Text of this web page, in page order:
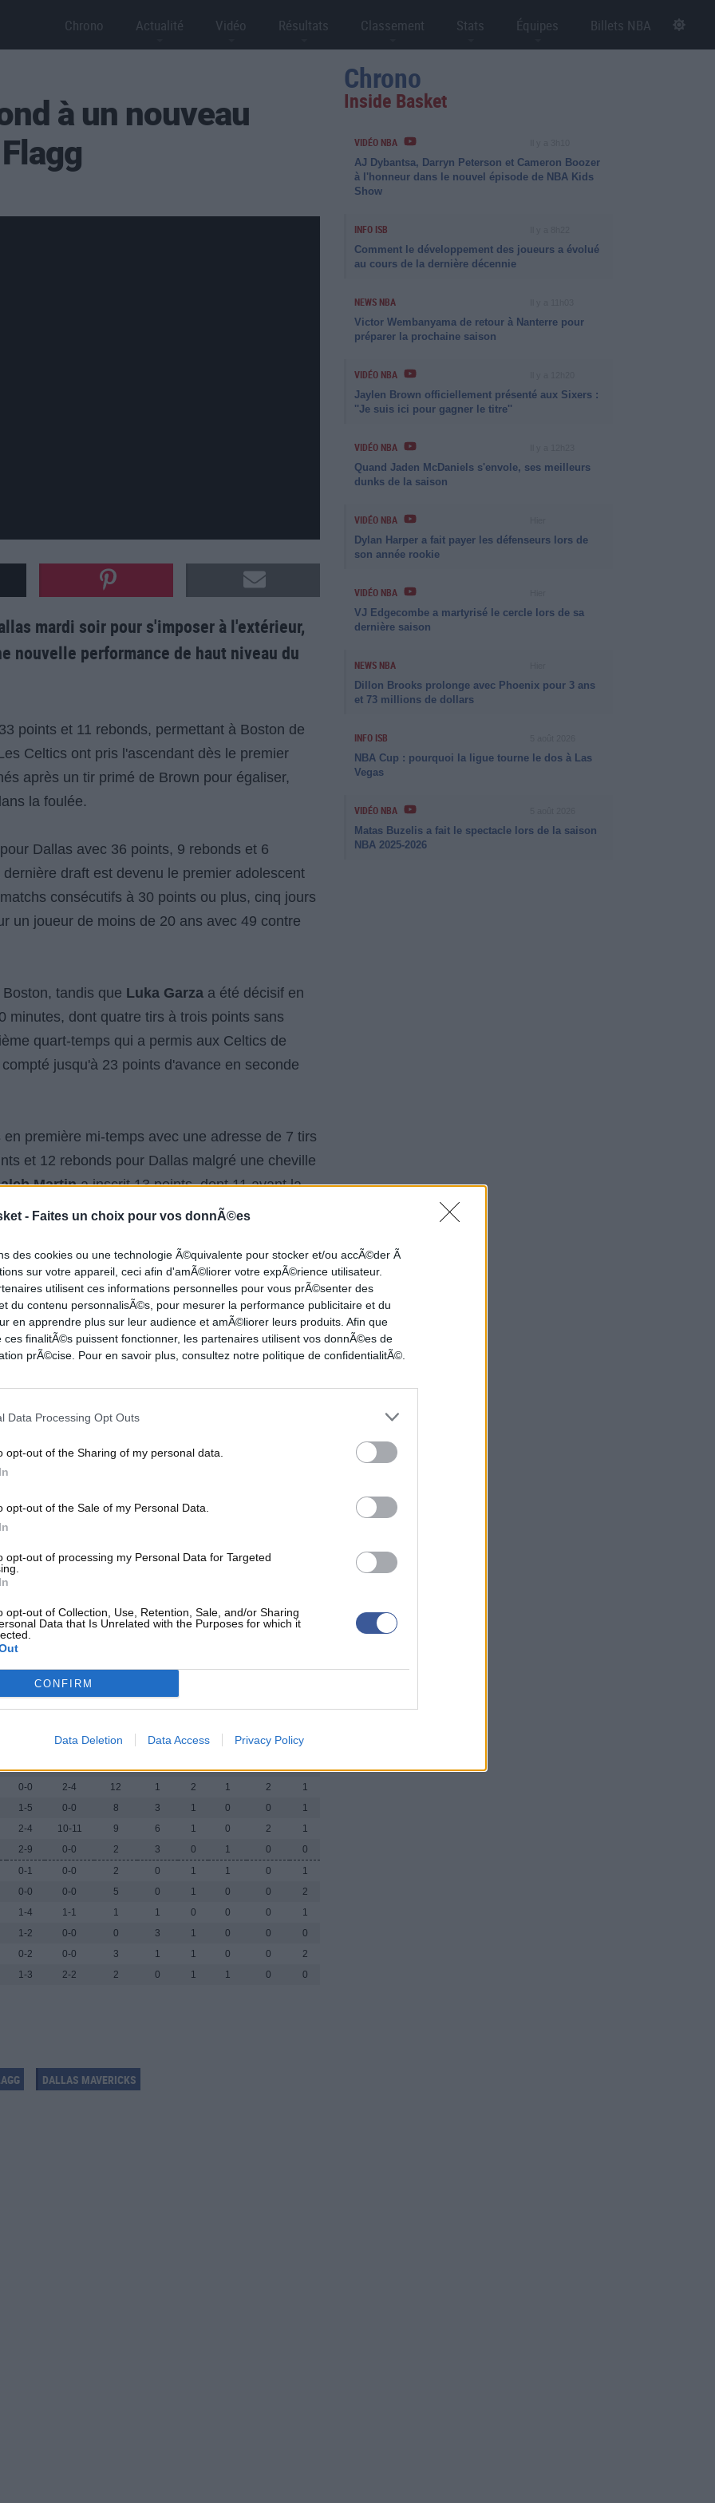
- Faites un choix pour vos donnÃ©es
des cookies ou une technologie Ã©quivalente pour stocker et/ou accÃ©der Ã
sur votre appareil, ceci afin d'amÃ©liorer votre expÃ©rience utilisateur.
utilisent ces informations personnelles pour vous prÃ©senter des
du contenu personnalisÃ©s, pour mesurer la performance publicitaire et du
en apprendre plus sur leur audience et amÃ©liorer leurs produits. Afin que
ces finalitÃ©s puissent fonctionner, les partenaires utilisent vos donnÃ©es de
prÃ©cise. Pour en savoir plus, consultez notre politique de confidentialitÃ©.
Data Processing Opt Outs
opt-out of the Sharing of my personal data.
opt-out of the Sale of my Personal Data.
opt-out of processing my Personal Data for Targeted
opt-out of Collection, Use, Retention, Sale, and/or Sharing
Data that Is Unrelated with the Purposes for which it
CONFIRM
Data Deletion Data Access Privacy Policy
Chrono Actualité Vidéo Résultats Classement Stats Équipes Billets NBA
à un nouveau
mardi soir pour s'imposer à l'extérieur,
nouvelle performance de haut niveau du
points et 11 rebonds, permettant à Boston de
Celtics ont pris l'ascendant dès le premier
après un tir primé de Brown pour égaliser,
la foulée.
Dallas avec 36 points, 9 rebonds et 6
draft est devenu le premier adolescent
consécutifs à 30 points ou plus, cinq jours
un joueur de moins de 20 ans avec 49 contre
tandis que Luka Garza a été décisif en
minutes, dont quatre tirs à trois points sans
quart-temps qui a permis aux Celtics de
jusqu'à 23 points d'avance en seconde
première mi-temps avec une adresse de 7 tirs
et 12 rebonds pour Dallas malgré une cheville
Martina inscrit 13 points, dont 11 avant la
pour 18 défaites, tandis que Dallas
Mavericks 100
0-0 0-0 1
1-3 0-0 7 3 0
2-8 2 0 0
FT REB AST TO STL BLK
PF
0-0 2-4 12 1 2 1 2
1
1-5 0-0 8 3 1 0 0
1
2-4 10-11 9 6 1 0 2
1
2-9 0-0 2 3 0 1 0
0
0-1 0-0 2 0 1 1 0
1
0-0 0-0 5 0 1 0 0
2
1-4 1-1 1 1 0 0 0
1
1-2 0-0 0 3 1 0 0
0
0-2 0-0 3 1 1 0 0
2
1-3 2-2 2 0 1 1 0
0
DALLAS MAVERICKS
Chrono
Inside Basket
VIDÉO NBA
AJ Dybantsa, Darryn Peterson et Cameron Boozer
à l'honneur dans le nouvel épisode de NBA Kids
Show
INFO ISB
Comment le développement des joueurs a évolué
au cours de la dernière décennie
NEWS NBA
Victor Wembanyama de retour à Nanterre pour
préparer la prochaine saison
VIDÉO NBA
Jaylen Brown officiellement présenté aux Sixers :
''Je suis ici pour gagner le titre''
VIDÉO NBA
Quand Jaden McDaniels s'envole, ses meilleurs
dunks de la saison
VIDÉO NBA
Dylan Harper a fait payer les défenseurs lors de
son année rookie
VIDÉO NBA
VJ Edgecombe a martyrisé le cercle lors de sa
dernière saison
NEWS NBA
Dillon Brooks prolonge avec Phoenix pour 3 ans
et 73 millions de dollars
INFO ISB
NBA Cup : pourquoi la ligue tourne le dos à Las
Vegas
VIDÉO NBA
Matas Buzelis a fait le spectacle lors de la saison
NBA 2025-2026